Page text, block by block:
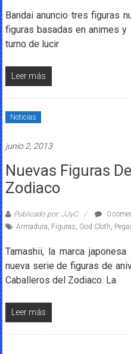
Bandai anuncio tres figuras
figuras basadas en animes
turno de lucir
Leer más
Noticias
junio 2, 2013
Nuevas Figuras
Zodiaco
Publicado por: JJyC
0
Armadura, Figuras, God Cloth,
Tamashii, la marca
nueva serie de figuras de
Caballeros del Zodiaco. La
Leer más